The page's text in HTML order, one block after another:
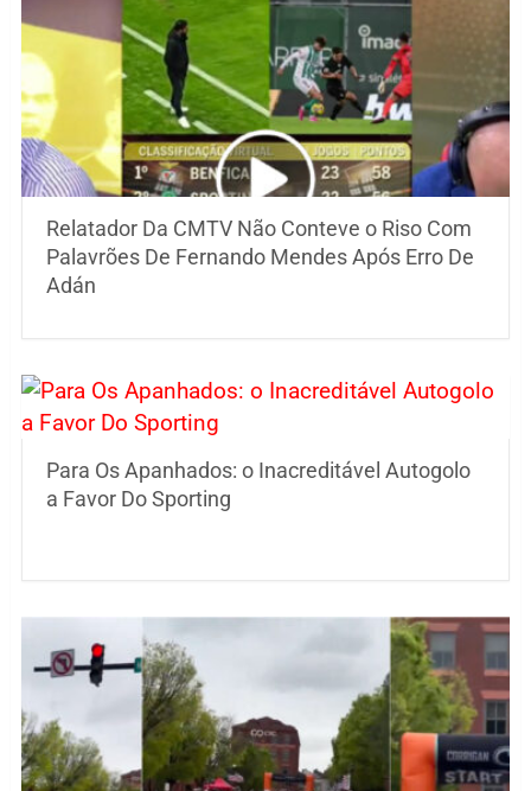
Relatador Da CMTV Não Conteve o Riso Com
Palavrões De Fernando Mendes Após Erro De
Adán
Para Os Apanhados: o Inacreditável Autogolo
a Favor Do Sporting